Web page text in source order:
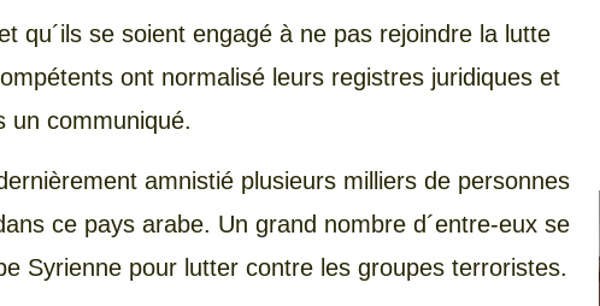
qu´ils se soient engagé à ne pas rejoindre la lutte
ont normalisé leurs registres juridiques et
un communiqué.
amnistié plusieurs milliers de personnes
ce pays arabe. Un grand nombre d´entre-eux se
Syrienne pour lutter contre les groupes terroristes.